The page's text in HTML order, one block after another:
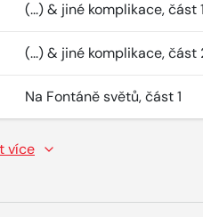
(...) & jiné komplikace, část 1
(...) & jiné komplikace, část
Na Fontáně světů, část 1
více